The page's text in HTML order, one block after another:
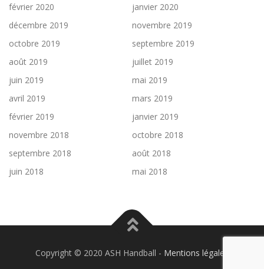
février 2020
janvier 2020
décembre 2019
novembre 2019
octobre 2019
septembre 2019
août 2019
juillet 2019
juin 2019
mai 2019
avril 2019
mars 2019
février 2019
janvier 2019
novembre 2018
octobre 2018
septembre 2018
août 2018
juin 2018
mai 2018
Copyright © 2020 ASH Handball - Mentions légales